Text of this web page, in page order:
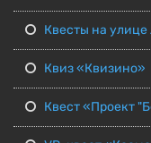
Квесты на
Квиз «Квизино»
Квест «Проект